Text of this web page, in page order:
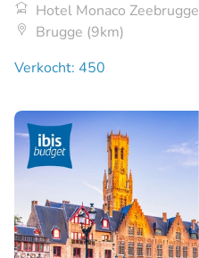
Hotel Monaco Zeebrugge
Brugge (9km)
Verkocht: 450